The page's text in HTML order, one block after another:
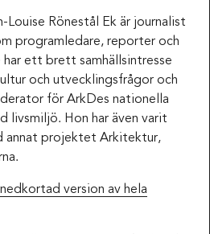
Louise Rönestål Ek är journalist
programledare, reporter och
ett brett samhällsintresse
och utvecklingsfrågor och
för ArkDes nationella
livsmiljö. Hon har även varit
annat projektet Arkitektur,
version av hela